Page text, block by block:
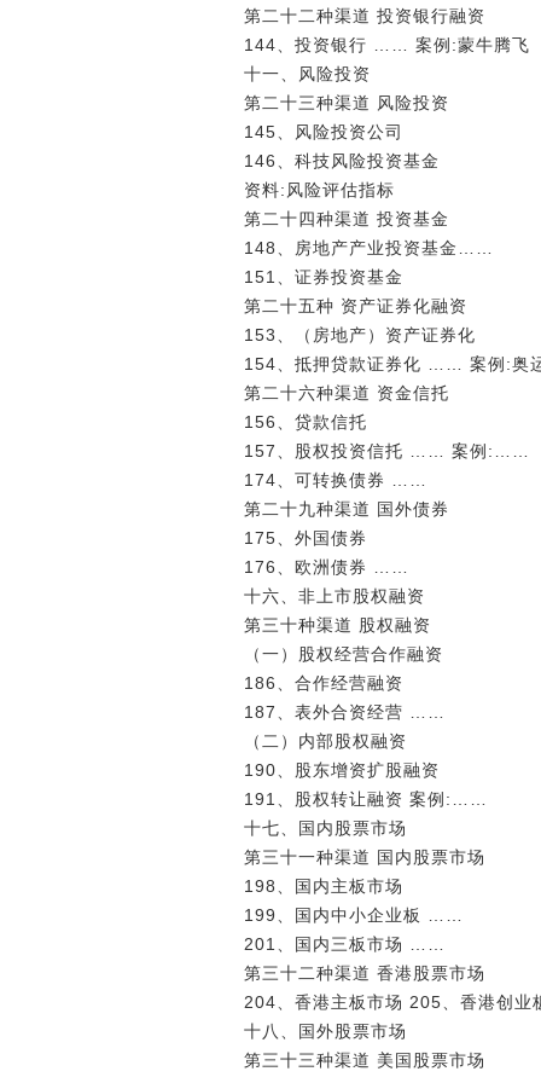
第二十二种渠道 投资银行融资
144、投资银行 …… 案例:蒙牛腾飞
十一、风险投资
第二十三种渠道 风险投资
145、风险投资公司
146、科技风险投资基金
资料:风险评估指标
第二十四种渠道 投资基金
148、房地产产业投资基金……
151、证券投资基金
第二十五种 资产证券化融资
153、（房地产）资产证券化
154、抵押贷款证券化 …… 案例:奥
第二十六种渠道 资金信托
156、贷款信托
157、股权投资信托 …… 案例:……
174、可转换债券 ……
第二十九种渠道 国外债券
175、外国债券
176、欧洲债券 ……
十六、非上市股权融资
第三十种渠道 股权融资
（一）股权经营合作融资
186、合作经营融资
187、表外合资经营 ……
（二）内部股权融资
190、股东增资扩股融资
191、股权转让融资 案例:……
十七、国内股票市场
第三十一种渠道 国内股票市场
198、国内主板市场
199、国内中小企业板 ……
201、国内三板市场 ……
第三十二种渠道 香港股票市场
204、香港主板市场 205、香港创
十八、国外股票市场
第三十三种渠道 美国股票市场